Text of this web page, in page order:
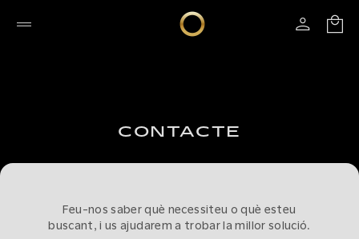
CONTACTE
Feu-nos saber què necessiteu o què esteu
buscant, i us ajudarem a trobar la millor solució.